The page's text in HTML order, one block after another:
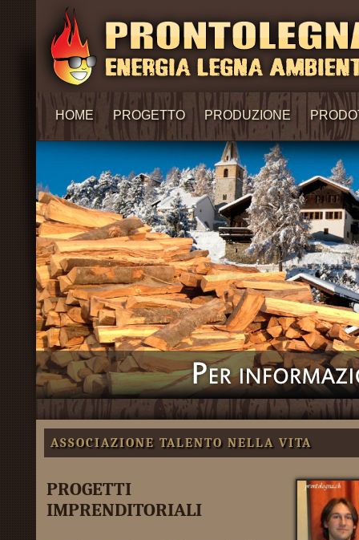
HOME PROGETTO PRODUZIONE
ASSOCIAZIONE TALENTO NELLA VITA
PROGETTI
IMPRENDITORIALI